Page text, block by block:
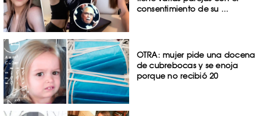
consentimiento de su ...
OTRA: mujer pide una docena
de cubrebocas y se enoja
porque no recibió 20